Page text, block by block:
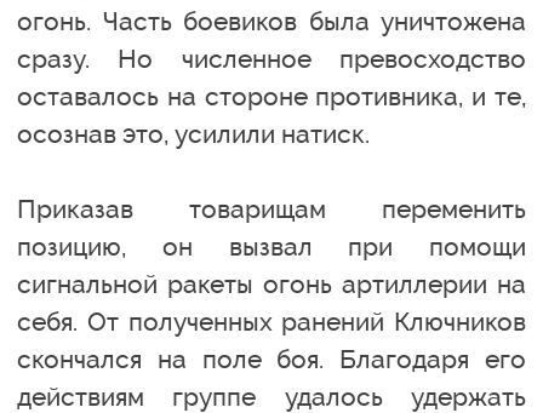
огонь. Часть боевиков была уничтожена
сразу. Но численное превосходство
оставалось на стороне противника, и те,
осознав это, усилили натиск.
Приказав товарищам переменить
позицию, он вызвал при помощи
сигнальной ракеты огонь артиллерии на
себя. От полученных ранений Ключников
скончался на поле боя. Благодаря его
действиям группе удалось удержать